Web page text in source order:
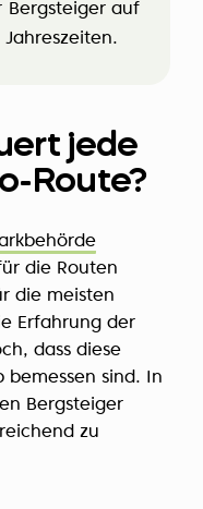
Bergsteiger auf
jede
Route?
die Routen
die meisten
Erfahrung der
dass diese
bemessen sind. In
Bergsteiger
zu